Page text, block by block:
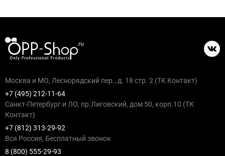
Москва и МО, Леснорядский пер., д. 18 стр. 2 (ТК Контакт)
+7 (495) 212-11-64
Санкт-Петербург и ЛО, пр.Лиговский, дом 50, корп.10 (ТК
Контакт)
+7 (812) 313-29-92
Вся Россия, Бесплатный звонок
8 (800) 555-29-93